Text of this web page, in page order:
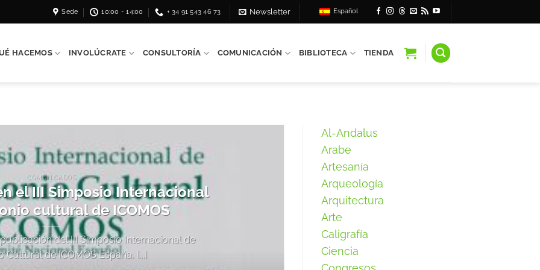
Sede 10:00 - 14:00 + 34 91 543 46 73 Newsletter Español
HACEMOS INVOLÚCRATE CONSULTORÍA COMUNICACIÓN BIBLIOTECA TIENDA
COMUNICADOS
el III Simposio Internacional
cultural de ICOMOS
del III Simposio Internacional de
Cultural de ICOMOS España, [...]
Al-Andalus
Arabe
Artesanía
Arqueología
Arquitectura
Arte
Caligrafía
Ciencia